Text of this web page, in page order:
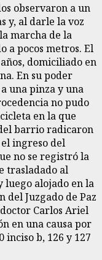
observaron a un
y, al darle la voz
marcha de la
a pocos metros. El
domiciliado en
En su poder
una pinza y una
no pudo
en la que
barrio radicaron
ingreso del
no se registró la
trasladado al
luego alojado en la
del Juzgado de Paz
Carlos Ariel
en una causa por
inciso b, 126 y 127